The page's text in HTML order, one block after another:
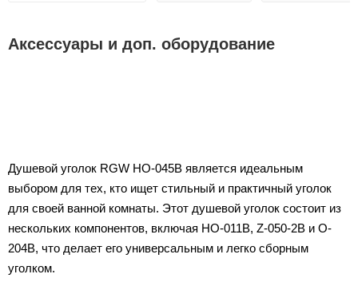
Аксессуары и доп. оборудование
Душевой уголок RGW HO-045B является идеальным
выбором для тех, кто ищет стильный и практичный уголок
для своей ванной комнаты. Этот душевой уголок состоит из
нескольких компонентов, включая HO-011B, Z-050-2B и O-
204B, что делает его универсальным и легко сборным
уголком.